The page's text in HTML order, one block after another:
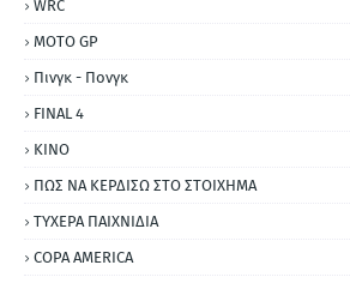
WRC
MOTO GP
Πινγκ - Πονγκ
FINAL 4
ΚΙΝΟ
ΠΩΣ ΝΑ ΚΕΡΔΙΣΩ ΣΤΟ ΣΤΟΙΧΗΜΑ
ΤΥΧΕΡΑ ΠΑΙΧΝΙΔΙΑ
COPA AMERICA